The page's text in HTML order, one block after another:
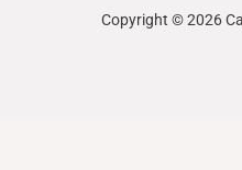
Copyright © 2026